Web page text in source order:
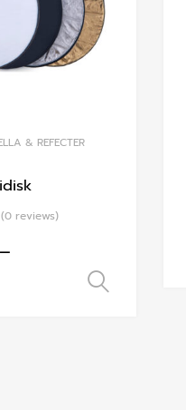
& REFECTER
(0 reviews)
–